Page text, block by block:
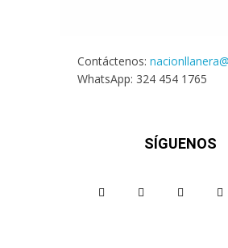
Contáctenos:
WhatsApp: 324 454 1765
SÍGUENOS